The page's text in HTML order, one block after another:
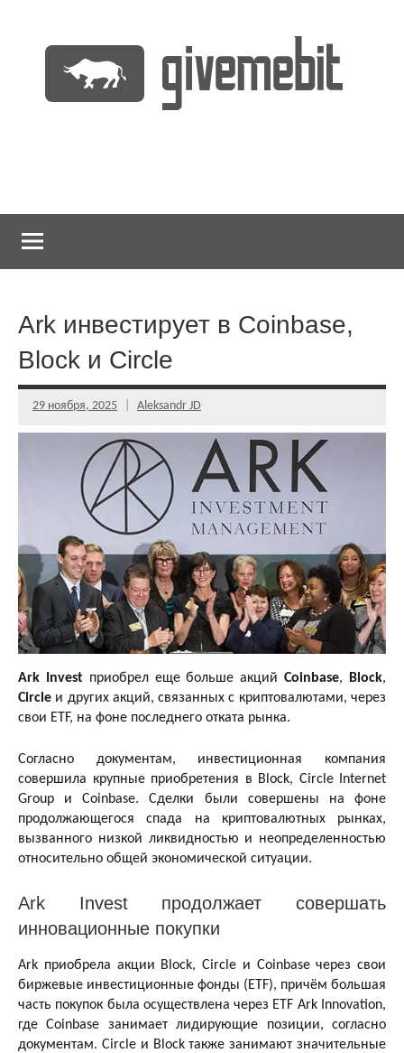
содержимому
Ark инвестирует в Coinbase,
Block и Circle
29 ноября, 2025 Aleksandr JD
Ark Investприобрел еще больше акцийCoinbase, Block,
Circle и других акций, связанных с криптовалютами, через
свои ETF, на фоне последнего отката рынка.
Согласно документам, инвестиционная компания
совершила крупные приобретения в Block, Circle Internet
Group и Coinbase. Сделки были совершены на фоне
продолжающегося спада на криптовалютных рынках,
вызванного низкой ликвидностью и неопределенностью
относительно общей экономической ситуации.
Ark Invest продолжает совершать
инновационные покупки
Ark приобрела акции Block, Circle и Coinbase через свои
биржевые инвестиционные фонды (ETF), причём большая
часть покупок была осуществлена ​​через ETF Ark Innovation,
где Coinbase занимает лидирующие позиции, согласно
документам. Circle и Block также занимают значительные